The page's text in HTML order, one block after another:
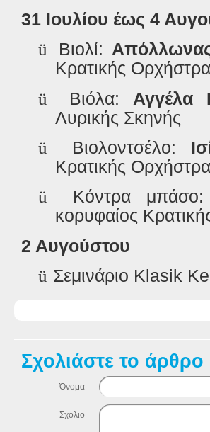
31 Ιουλίου έως 4
ü
Βιολί:
Κρατικής
ü
Βιόλα: Αγγέλα
Λυρικής Σκηνής
ü
Βιολοντσέλο:
Κρατικής
ü
Κόντρα μπάσο:
κορυφαίος
2 Αυγούστου
ü Σεμινάριο Klasik
Σχολιάστε το άρθρο
Όνομα
Σχόλιο